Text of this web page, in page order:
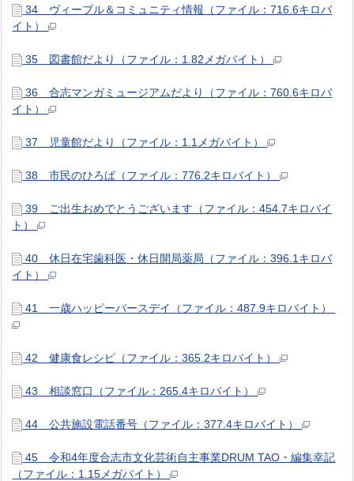
34 ヴィーブル＆コミュニティ情報（ファイル：716.6キロバ
イト）
35 図書館だより（ファイル：1.82メガバイト）
36 合志マンガミュージアムだより（ファイル：760.6キロバ
イト）
37 児童館だより（ファイル：1.1メガバイト）
38 市民のひろば（ファイル：776.2キロバイト）
39 ご出生おめでとうございます（ファイル：454.7キロバイ
ト）
40 休日在宅歯科医・休日開局薬局（ファイル：396.1キロバ
イト）
41 一歳ハッピーバースデイ（ファイル：487.9キロバイト）
42 健康食レシピ（ファイル：365.2キロバイト）
43 相談窓口（ファイル：265.4キロバイト）
44 公共施設電話番号（ファイル：377.4キロバイト）
45 令和4年度合志市文化芸術自主事業DRUM TAO・編集幸記
（ファイル：1.15メガバイト）